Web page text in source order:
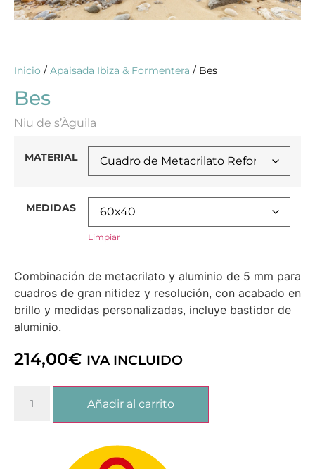
Inicio / Apaisada Ibiza & Formentera / Bes
Bes
Niu de s’Àguila
MATERIAL
MEDIDAS
Limpiar
Combinación de metacrilato y aluminio de 5 mm para
cuadros de gran nitidez y resolución, con acabado en
brillo y medidas personalizadas, incluye bastidor de
aluminio.
214,00€ IVA INCLUIDO
Añadir al carrito